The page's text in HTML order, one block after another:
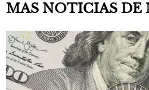
MAS NOTICIAS DE